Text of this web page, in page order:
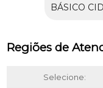
BÁSICO
Regiões de
Selecione: